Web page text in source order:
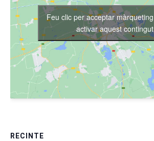
RECINTE
Feu clic per acceptar
activar aquest contingut